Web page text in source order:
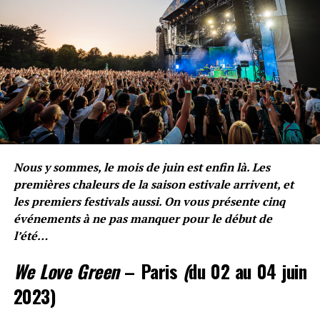
Voir toutes les publications
MOTS CLÉS CHIMIQUE LUV RESVAL MOJI
MOJI ET SBOY
MOJI X SBOY
SBOY
SUIVANT
Hotel Paradisio dévoile son opus Gemini
NE RATEZ PAS
Bolémvn parle de ses « DM » en collaboration avec Dinos
Nicolas Rispal
Nous y sommes, le mois de juin est enfin là. Les
premières chaleurs de la saison estivale arrivent, et
les premiers festivals aussi. On vous présente cinq
événements à ne pas manquer pour le début de
l’été…
We Love Green– Paris (du 02 au 04 juin
2023)